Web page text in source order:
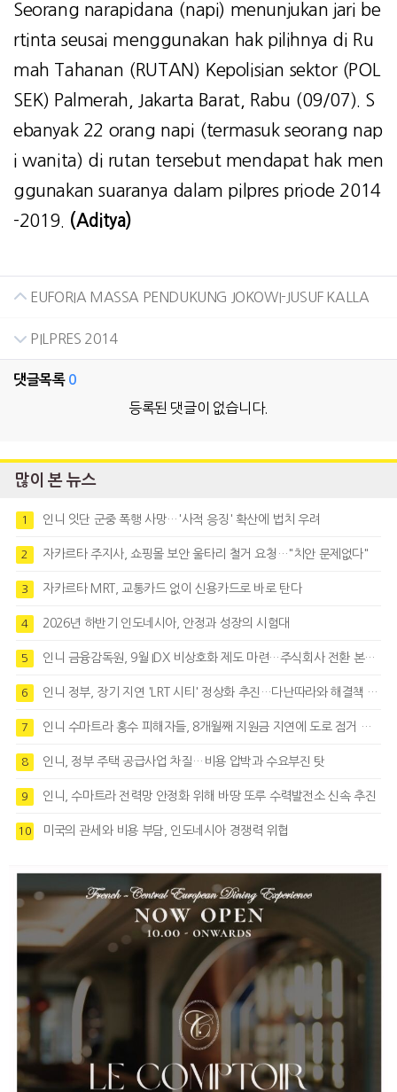
Seorang narapidana (napi) menunjukan jari be
rtinta seusai menggunakan hak pilihnya di Ru
mah Tahanan (RUTAN) Kepolisian sektor (POL
SEK) Palmerah, Jakarta Barat, Rabu (09/07). S
ebanyak 22 orang napi (termasuk seorang nap
i wanita) di rutan tersebut mendapat hak men
ggunakan suaranya dalam pilpres priode 2014
-2019. (Aditya)
EUFORIA MASSA PENDUKUNG JOKOWI-JUSUF KALLA
PILPRES 2014
댓글목록 0
등록된 댓글이 없습니다.
많이 본 뉴스
1 인니 잇단 군중 폭행 사망…'사적 응징' 확산에 법치 우려
2 자카르타 주지사, 쇼핑몰 보안 울타리 철거 요청…"치안 문제없다"
3 자카르타 MRT, 교통카드 없이 신용카드로 바로 탄다
4 2026년 하반기 인도네시아, 안정과 성장의 시험대
5 인니 금융감독원, 9월 IDX 비상호화 제도 마련…주식회사 전환 본격화
6 인니 정부, 장기 지연 'LRT 시티' 정상화 추진…다난따라와 해결책 모색
7 인니 수마트라 홍수 피해자들, 8개월째 지원금 지연에 도로 점거 시위
8 인니, 정부 주택 공급사업 차질…비용 압박과 수요부진 탓
9 인니, 수마트라 전력망 안정화 위해 바땅 또루 수력발전소 신속 추진
10 미국의 관세와 비용 부담, 인도네시아 경쟁력 위협